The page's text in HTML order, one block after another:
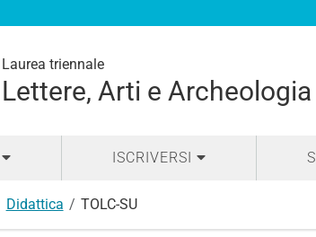
Laurea triennale
Lettere, Arti e Archeologia
ISCRIVERSI
Didattica TOLC-SU